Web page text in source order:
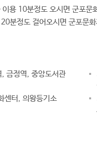
용 10분정도 오시면 군포문
분정도 걸어오시면 군포문
금정역, 중앙도서관
센터, 의왕등기소